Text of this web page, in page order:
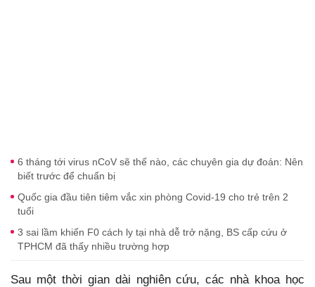
6 tháng tới virus nCoV sẽ thế nào, các chuyên gia dự đoán: Nên
biết trước để chuẩn bị
Quốc gia đầu tiên tiêm vắc xin phòng Covid-19 cho trẻ trên 2
tuổi
3 sai lầm khiến F0 cách ly tại nhà dễ trở nặng, BS cấp cứu ở
TPHCM đã thấy nhiều trường hợp
Sau một thời gian dài nghiên cứu, các nhà khoa học